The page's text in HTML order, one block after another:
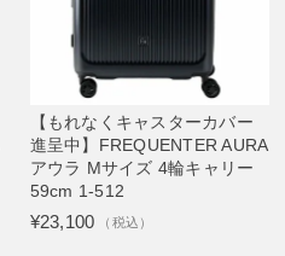
【もれなくキャスターカバー
進呈中】FREQUENTER AURA
アウラ Mサイズ 4輪キャリー
59cm 1-512
¥23,100 （税込）